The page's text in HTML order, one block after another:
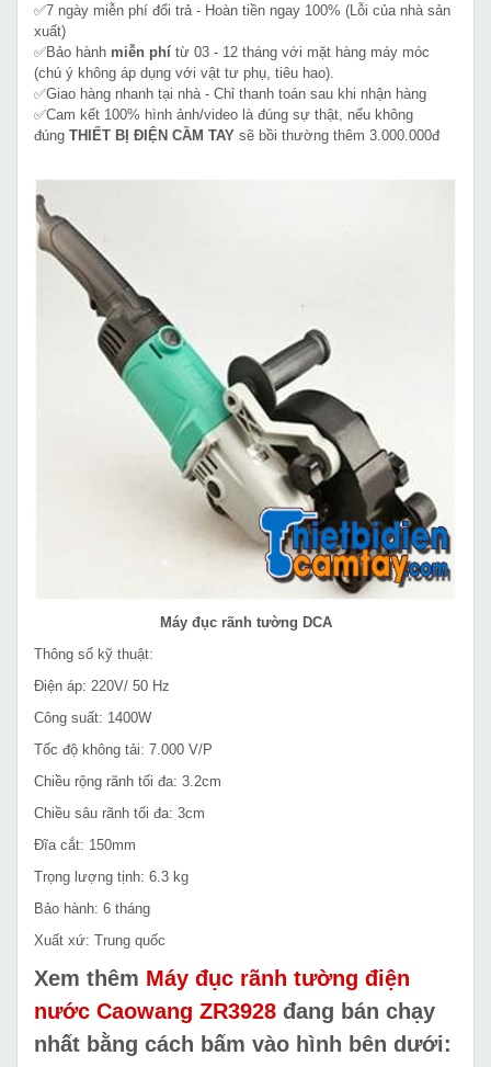
✅7 ngày miễn phí đổi trả - Hoàn tiền ngay 100% (Lỗi của nhà sản
xuất)
✅Bảo hành miễn phí từ 03 - 12 tháng với mặt hàng máy móc
(chú ý không áp dụng với vật tư phụ, tiêu hao).
✅Giao hàng nhanh tại nhà - Chỉ thanh toán sau khi nhận hàng
✅Cam kết 100% hình ảnh/video là đúng sự thật, nếu không
đúng THIẾT BỊ ĐIỆN CẦM TAY sẽ bồi thường thêm 3.000.000đ
Máy đục rãnh tường DCA
Thông số kỹ thuật:
Điện áp: 220V/ 50 Hz
Công suất: 1400W
Tốc độ không tải: 7.000 V/P
Chiều rộng rãnh tối đa: 3.2cm
Chiều sâu rãnh tối đa: 3cm
Đĩa cắt: 150mm
Trọng lượng tịnh: 6.3 kg
Bảo hành: 6 tháng
Xuất xứ: Trung quốc
Xem thêm Máy đục rãnh tường điện
nước Caowang ZR3928 đang bán chạy
nhất bằng cách bấm vào hình bên dưới: